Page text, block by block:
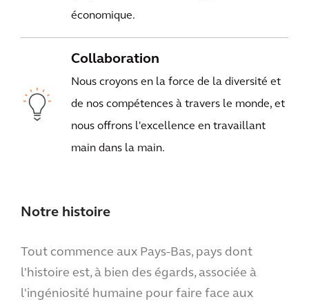
économique.
Collaboration
Nous croyons en la force de la diversité et
de nos compétences à travers le monde, et
nous offrons l'excellence en travaillant
main dans la main.
Notre histoire
Tout commence aux Pays-Bas, pays dont
l'histoire est, à bien des égards, associée à
l'ingéniosité humaine pour faire face aux